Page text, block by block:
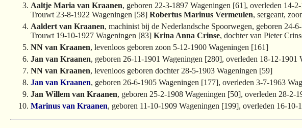
Aaltje Maria van Kraanen, geboren 22-3-1897 Wageningen [61], overleden 14-
Trouwt 23-8-1922 Wageningen [58] Robertus Marinus Vermeulen, sergeant,
Aaldert van Kraanen, machinist bij de Nederlandsche Spoorwegen, geboren 24-
Trouwt 19-10-1927 Wageningen [83] Krina Anna Crinse, dochter van Pieter
NN van Kraanen, levenloos geboren zoon 5-12-1900 Wageningen [161]
Jan van Kraanen, geboren 26-11-1901 Wageningen [280], overleden 18-12-1901
NN van Kraanen, levenloos geboren dochter 28-5-1903 Wageningen [59]
Jan van Kraanen, geboren 26-6-1905 Wageningen [177], overleden 3-7-1963
Jan Willem van Kraanen, geboren 25-2-1908 Wageningen [50], overleden 28-2-
Marinus van Kraanen, geboren 11-10-1909 Wageningen [199], overleden 16-10-